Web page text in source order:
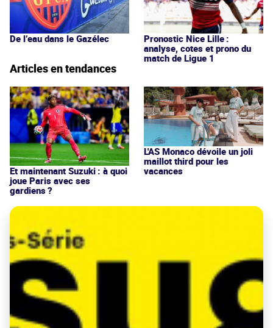
De l’eau dans le Gazélec
Pronostic Nice Lille :
analyse, cotes et prono du
match de Ligue 1
Articles en tendances
Et maintenant Suzuki : à quoi
joue Paris avec ses
gardiens ?
L'AS Monaco dévoile un joli
maillot third pour les
vacances